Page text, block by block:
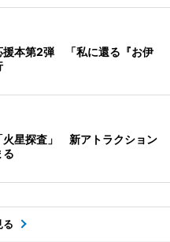
援本第2弾 「私に還る『お伊
火星探査」 新アトラクション
る
る